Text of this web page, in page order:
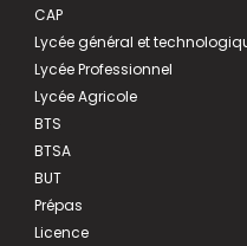
CAP
Lycée général et
Lycée Professionnel
Lycée Agricole
BTS
BTSA
BUT
Prépas
Licence